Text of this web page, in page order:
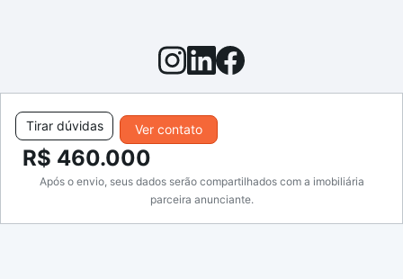
Ver contato
Tirar dúvidas
R$ 460.000
Após o envio, seus dados serão compartilhados com a imobiliária
parceira anunciante.